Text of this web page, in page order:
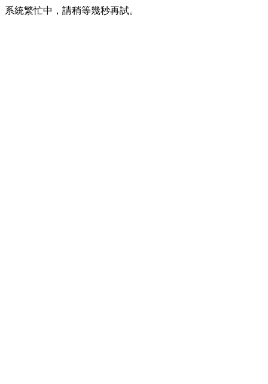
系統繁忙中，請稍等幾秒再試。